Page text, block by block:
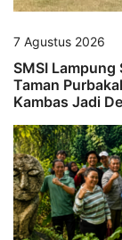
7 Agustus 2026
SMSI Lampung
Taman
Kambas Jadi